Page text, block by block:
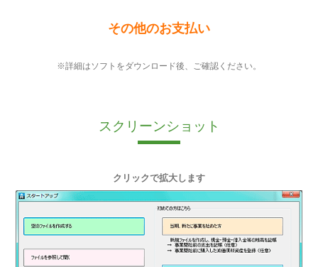
その他のお支払い
※詳細はソフトをダウンロード後、ご確認ください。
スクリーンショット
クリックで拡大します